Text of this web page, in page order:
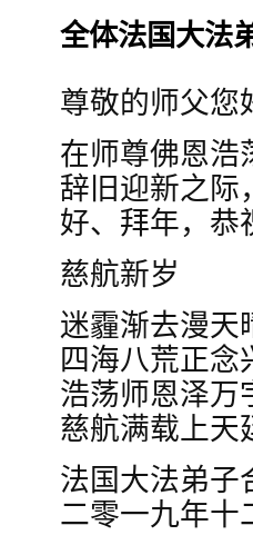
全体法国大法
尊敬的师父您
在师尊佛恩浩
辞旧迎新之际
好、拜年，恭
慈航新岁
迷霾渐去漫天
四海八荒正念
浩荡师恩泽万
慈航满载上天
法国大法弟子
二零一九年十